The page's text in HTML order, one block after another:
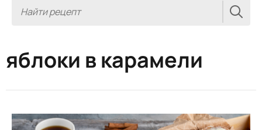
яблоки в карамели